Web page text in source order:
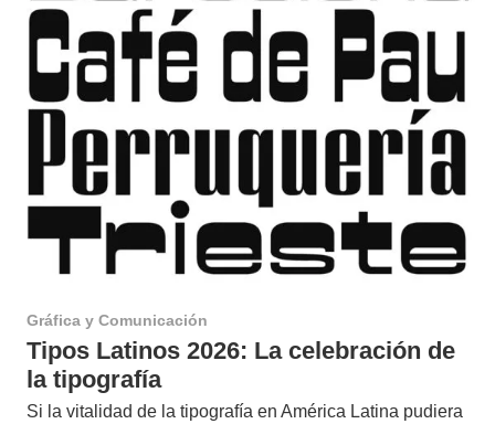
Gráfica y Comunicación
Tipos Latinos 2026: La celebración de
la tipografía
Si la vitalidad de la tipografía en América Latina pudiera